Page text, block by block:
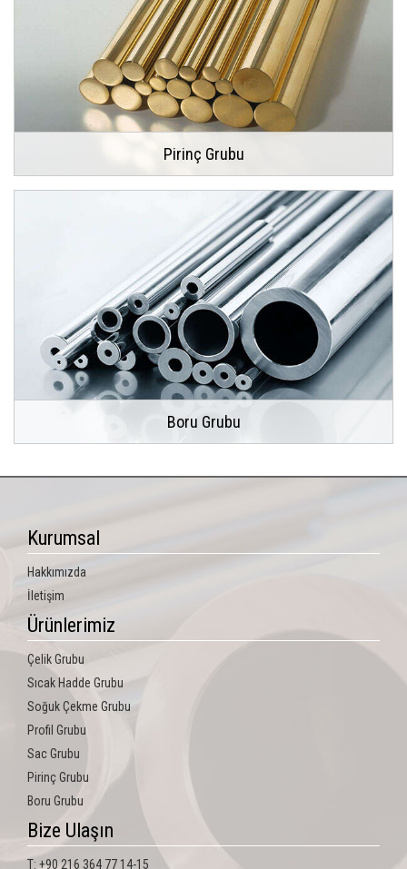
Pirinç Grubu
Boru Grubu
Kurumsal
Hakkımızda
İletişim
Ürünlerimiz
Çelik Grubu
Sıcak Hadde Grubu
Soğuk Çekme Grubu
Profil Grubu
Sac Grubu
Pirinç Grubu
Boru Grubu
Bize Ulaşın
T: +90 216 364 77 14-15